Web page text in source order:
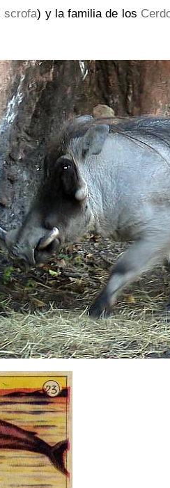
scrofa) y la familia de los